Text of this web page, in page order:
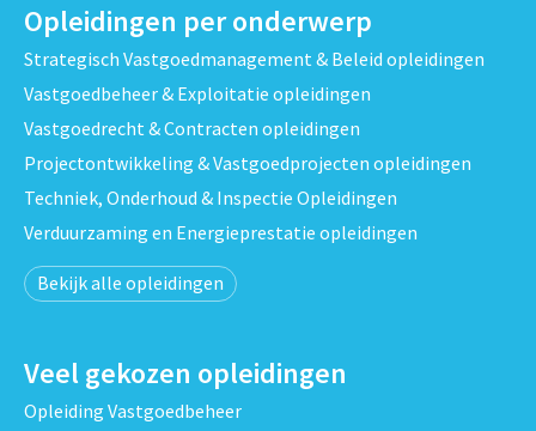
Opleidingen per onderwerp
Strategisch Vastgoedmanagement & Beleid opleidingen
Vastgoedbeheer & Exploitatie opleidingen
Vastgoedrecht & Contracten opleidingen
Projectontwikkeling & Vastgoedprojecten opleidingen
Techniek, Onderhoud & Inspectie Opleidingen
Verduurzaming en Energieprestatie opleidingen
Bekijk alle opleidingen
Veel gekozen opleidingen
Opleiding Vastgoedbeheer